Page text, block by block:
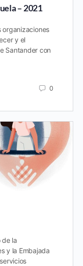
– 2021
organizaciones
y el
Santander con
0
de la
y la Embajada